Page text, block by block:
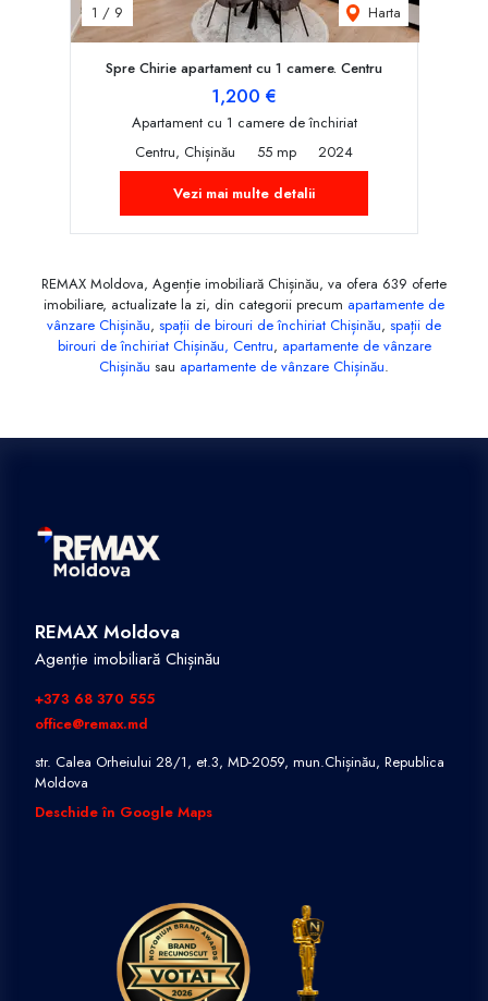
1 / 9 Harta
Spre Chirie apartament cu 1 camere. Centru
1,200 €
Apartament cu 1 camere de închiriat
Centru, Chișinău
55 mp
2024
Vezi mai multe detalii
REMAX Moldova, Agenție imobiliară Chișinău, va ofera 639 oferte
imobiliare, actualizate la zi, din categorii precum apartamente de
vânzare Chișinău, spații de birouri de închiriat Chișinău, spații de
birouri de închiriat Chișinău, Centru, apartamente de vânzare
Chișinău sau apartamente de vânzare Chișinău.
REMAX Moldova
Agenție imobiliară Chișinău
+373 68 370 555
office@remax.md
str. Calea Orheiului 28/1, et.3, MD-2059, mun.Chișinău, Republica
Moldova
Deschide în Google Maps